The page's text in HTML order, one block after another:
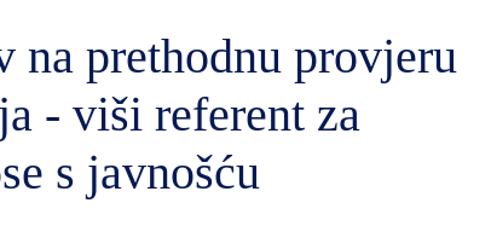
na prethodnu provjeru
- viši referent za
s javnošću